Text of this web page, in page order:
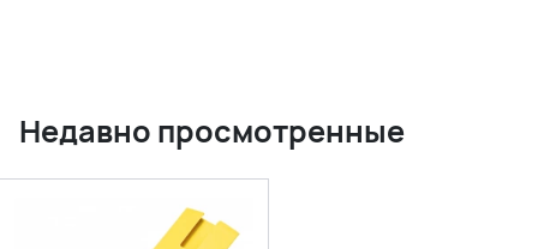
Недавно просмотренные